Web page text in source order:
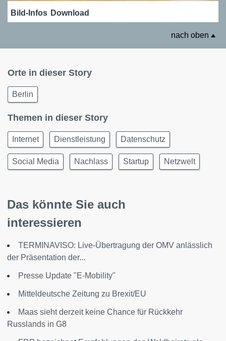
Bild-Infos Download
nach oben
Orte in dieser Story
Berlin
Themen in dieser Story
Internet Dienstleistung Datenschutz
Social Media Nachlass Startup Netzwelt
Das könnte Sie auch
interessieren
TERMINAVISO: Live-Übertragung der OMV anlässlich
der Präsentation der...
Presse Update "E-Mobility"
Mitteldeutsche Zeitung zu Brexit/EU
Maas sieht derzeit keine Chance für Rückkehr
Russlands in G8